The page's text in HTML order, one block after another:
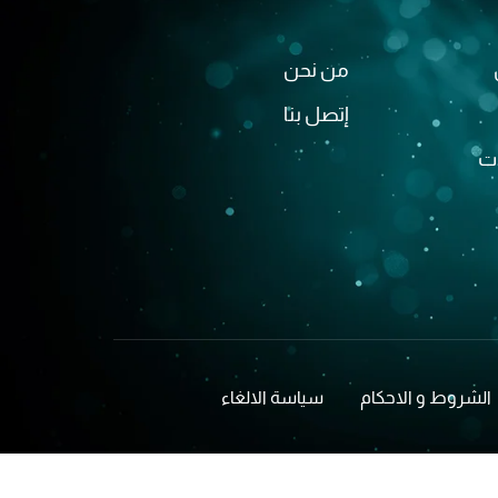
من نحن
إتصل بنا
الشروط و الاحكام سياسة الالغاء